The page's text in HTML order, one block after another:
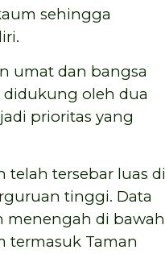
sehingga
umat dan bangsa
oleh dua
prioritas yang
telah tersebar luas di
tinggi. Data
menengah di bawah
termasuk Taman